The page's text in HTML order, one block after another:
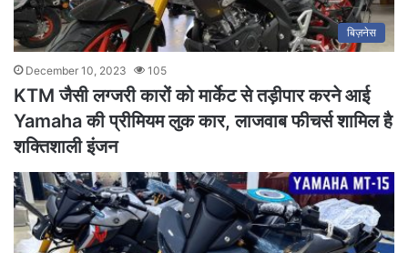
बिज़नेस
December 10, 2023 105
KTM जैसी लग्जरी कारों को मार्केट से तड़ीपार करने आई
Yamaha की प्रीमियम लुक कार, लाजवाब फीचर्स शामिल है
शक्तिशाली इंजन